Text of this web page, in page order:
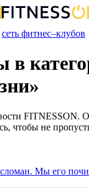
сеть фитнес–клубов
в
»
FITNESSON.
чтобы не
Мы его